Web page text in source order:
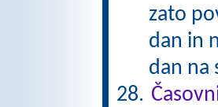
zato
dan in
dan na